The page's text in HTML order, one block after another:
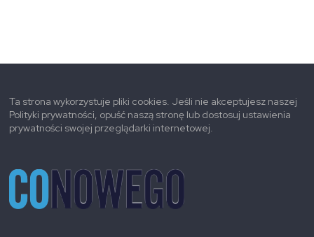
Ta strona wykorzystuje pliki cookies. Jeśli nie akceptujesz naszej
Polityki prywatności, opuść naszą stronę lub dostosuj ustawienia
prywatności swojej przeglądarki internetowej.